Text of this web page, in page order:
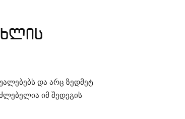
და არც ზედმეტ
იმ შედეგის